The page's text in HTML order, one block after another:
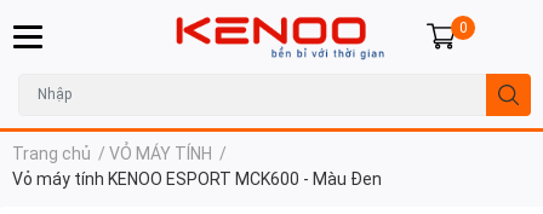
0
Trang chủ / VỎ MÁY TÍNH /
Vỏ máy tính KENOO ESPORT MCK600 - Màu Đen